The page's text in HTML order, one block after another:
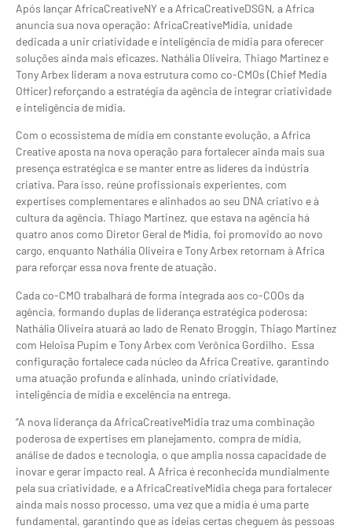
Após lançar AfricaCreativeNY e a AfricaCreativeDSGN, a Africa
anuncia sua nova operação: AfricaCreativeMídia, unidade
dedicada a unir criatividade e inteligência de mídia para oferecer
soluções ainda mais eficazes. Nathália Oliveira, Thiago Martinez e
Tony Arbex lideram a nova estrutura como co-CMOs (Chief Media
Officer) reforçando a estratégia da agência de integrar criatividade
e inteligência de mídia.
Com o ecossistema de mídia em constante evolução, a Africa
Creative aposta na nova operação para fortalecer ainda mais sua
presença estratégica e se manter entre as líderes da indústria
criativa. Para isso, reúne profissionais experientes, com
expertises complementares e alinhados ao seu DNA criativo e à
cultura da agência. Thiago Martinez, que estava na agência há
quatro anos como Diretor Geral de Mídia, foi promovido ao novo
cargo, enquanto Nathália Oliveira e Tony Arbex retornam à Africa
para reforçar essa nova frente de atuação.
Cada co-CMO trabalhará de forma integrada aos co-COOs da
agência, formando duplas de liderança estratégica poderosa:
Nathália Oliveira atuará ao lado de Renato Broggin, Thiago Martinez
com Heloisa Pupim e Tony Arbex com Verônica Gordilho. Essa
configuração fortalece cada núcleo da Africa Creative, garantindo
uma atuação profunda e alinhada, unindo criatividade,
inteligência de mídia e excelência na entrega.
“A nova liderança da AfricaCreativeMidia traz uma combinação
poderosa de expertises em planejamento, compra de mídia,
análise de dados e tecnologia, o que amplia nossa capacidade de
inovar e gerar impacto real. A Africa é reconhecida mundialmente
pela sua criatividade, e a AfricaCreativeMídia chega para fortalecer
ainda mais nosso processo, uma vez que a mídia é uma parte
fundamental, garantindo que as ideias certas cheguem às pessoas